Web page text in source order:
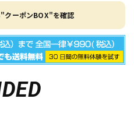
クーポンBOX"を確認